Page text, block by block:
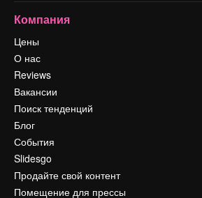
Компания
Цены
О нас
Reviews
Вакансии
Поиск тенденций
Блог
События
Slidesgo
Продайте свой контент
Помещение для прессы